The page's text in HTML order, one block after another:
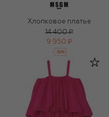
Хлопковое платье
14 400 ₽
9 950 ₽
-30%